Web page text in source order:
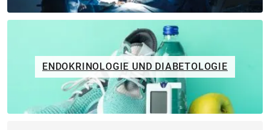
ENDOKRINOLOGIE UND DIABETOLOGIE